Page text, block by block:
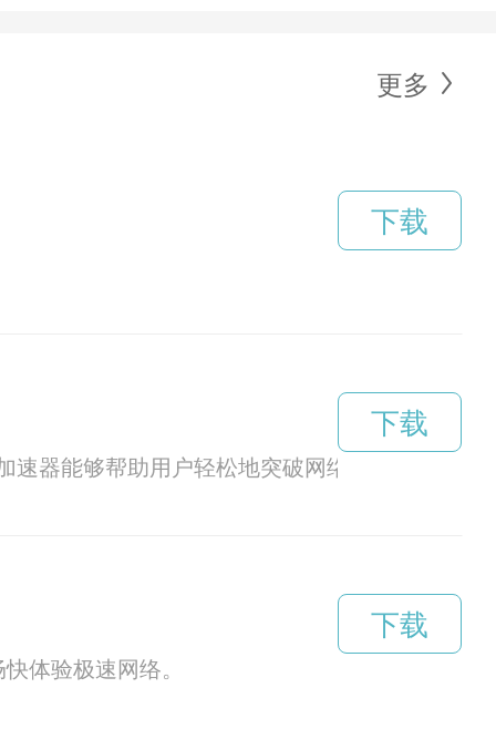
更多
下载
器能够帮助用户轻松地突破网络限制，实现更
下载
体验极速网络。
下载